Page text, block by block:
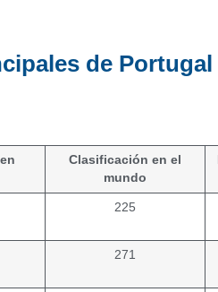
de
Clasificación en el
mundo
225
271